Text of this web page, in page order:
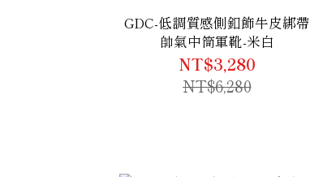
GDC-低調質感側釦飾牛皮綁帶
帥氣中筒軍靴-米白
NT$3,280
NT$6,280